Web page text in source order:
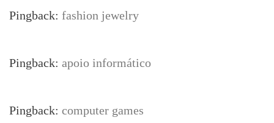
Pingback: fashion jewelry
Pingback: apoio informático
Pingback: computer games